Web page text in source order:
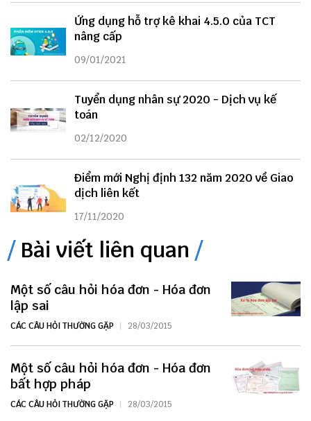
Ứng dụng hỗ trợ kê khai 4.5.0 của TCT
nâng cấp
09/01/2021
Tuyển dụng nhân sự 2020 - Dịch vụ kế
toán
02/12/2020
Điểm mới Nghị định 132 năm 2020 về Giao
dịch liên kết
17/11/2020
Bài viết liên quan
Một số câu hỏi hóa đơn - Hóa đơn
lập sai
CÁC CÂU HỎI THƯỜNG GẶP 28/03/2015
Một số câu hỏi hóa đơn - Hóa đơn
bất hợp pháp
CÁC CÂU HỎI THƯỜNG GẶP 28/03/2015